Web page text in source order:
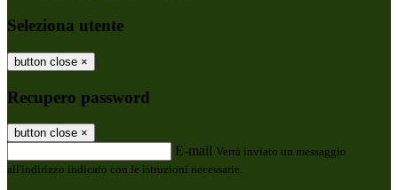
Seleziona utente
button close ×
Recupero password
button close ×
E-mail Verrà inviato un messaggio
all'indirizzo indicato con le istruzioni necessarie.